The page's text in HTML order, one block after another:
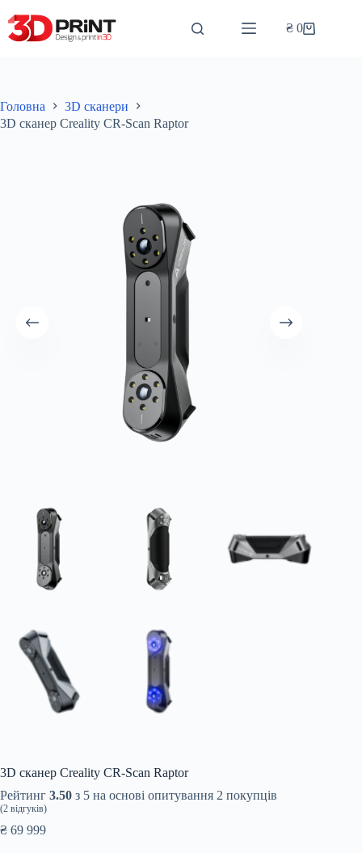
до
вмісту
Кошик
₴ 0
Головна
3D сканери
3D сканер Creality CR-Scan Raptor
3D сканер Creality CR-Scan Raptor
Рейтинг 3.50 з 5 на основі опитування 2 покупців
(2 відгуків)
₴ 69 999